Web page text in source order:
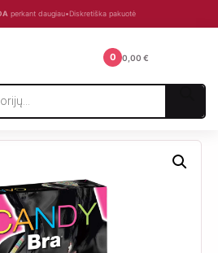
perkant daugiau•Diskretiška pakuotė
0 0,00 €